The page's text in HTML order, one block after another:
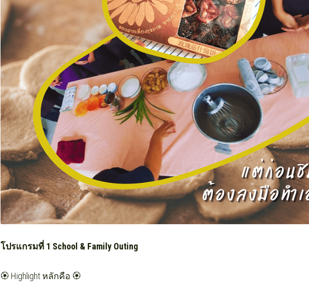
โปรแกรมที่ 1 School & Family Outing
🏵️ Highlight หลักคือ 🏵️